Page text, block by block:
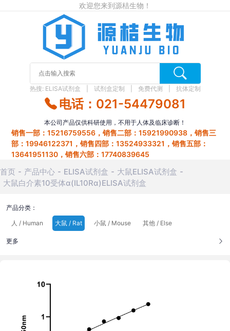
欢迎您来到源桔生物！
热搜: ELISA试剂盒 试剂盒定制 免费代测 抗体定制
电话：021-54479081
本公司产品仅供科研使用，不用于人体及临床诊断！
销售一部：15216759556，销售二部：15921990938，销售三
部：19946122371，销售四部：13524933321，销售五部：
13641951130，销售六部：17740839645
首页 产品中心 ELISA试剂盒
大鼠ELISA试剂盒
大鼠白介素10受体α(IL10Rα)ELISA试剂盒
产品分类：
人 / Human
大鼠 / Rat 小鼠 / Mouse 其他 / Else
更多